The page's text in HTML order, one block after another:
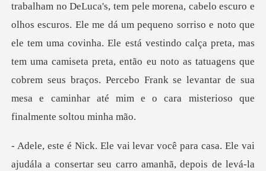
trabalham no DeLuca's, tem pele
dála a consertar seu carro amanhã, depois de levá-la